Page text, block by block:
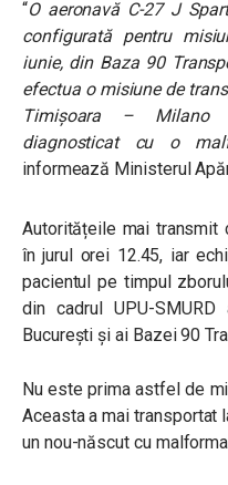
“O aeronavă C-27 J
configurată pentru
iunie, din Baza 90
efectua o misiune de
Timișoara – Milano
diagnosticat cu o
informează Ministerul
Autoritățeile mai transmit
în jurul orei 12.45, iar
pacientul pe timpul
din cadrul UPU-
București și ai Bazei 90
Nu este prima astfel de
Aceasta a mai transportat
un nou-născut cu